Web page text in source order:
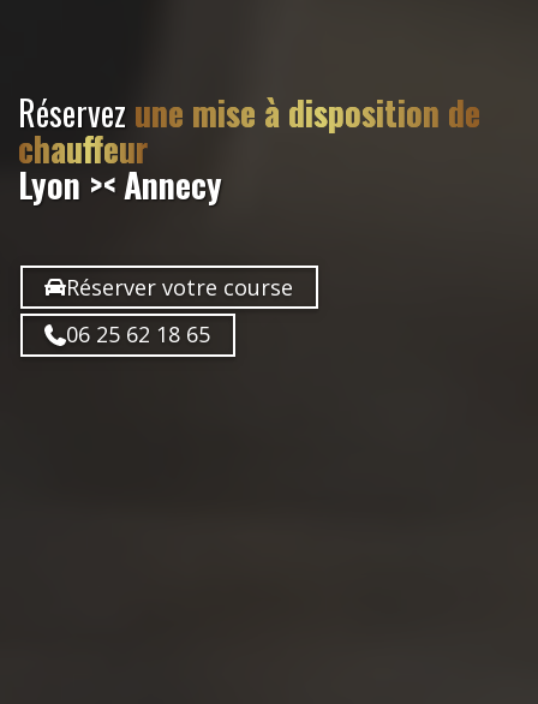
Réservez une mise à disposition de
chauffeur
Lyon >< Annecy
Réserver votre course
06 25 62 18 65